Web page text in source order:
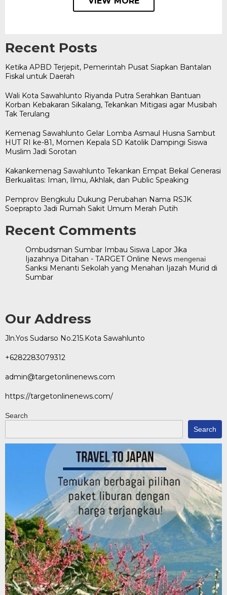
Recent Posts
Ketika APBD Terjepit, Pemerintah Pusat Siapkan Bantalan
Fiskal untuk Daerah
Wali Kota Sawahlunto Riyanda Putra Serahkan Bantuan
Korban Kebakaran Sikalang, Tekankan Mitigasi agar Musibah
Tak Terulang
Kemenag Sawahlunto Gelar Lomba Asmaul Husna Sambut
HUT RI ke-81, Momen Kepala SD Katolik Dampingi Siswa
Muslim Jadi Sorotan
Kakankemenag Sawahlunto Tekankan Empat Bekal Generasi
Berkualitas: Iman, Ilmu, Akhlak, dan Public Speaking
Pemprov Bengkulu Dukung Perubahan Nama RSJK
Soeprapto Jadi Rumah Sakit Umum Merah Putih
Recent Comments
Ombudsman Sumbar Imbau Siswa Lapor Jika
Ijazahnya Ditahan - TARGET Online News mengenai
Sanksi Menanti Sekolah yang Menahan Ijazah Murid di
Sumbar
Our Address
Jln.Yos Sudarso No.215.Kota Sawahlunto
+6282283079312
admin@targetonlinenews.com
https://targetonlinenews.com/
Search
Search